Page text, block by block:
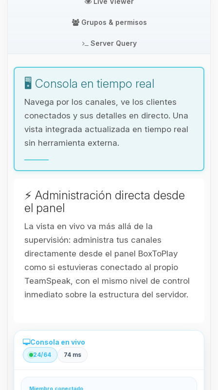
Grupos & permisos
Server Query
🖥️ Consola en tiempo real
Navega por los canales, ve los clientes
conectados y sus detalles en directo. Una
vista integrada actualizada en tiempo real
sin herramienta externa.
⚡ Administración directa desde
el panel
La vista en vivo va más allá de la
supervisión: administra tus canales
directamente desde el panel BoxToPlay
como si estuvieras conectado al propio
TeamSpeak, con el mismo nivel de control
inmediato sobre la estructura del servidor.
Consola en vivo
24/64 74 ms
Miembro conectado